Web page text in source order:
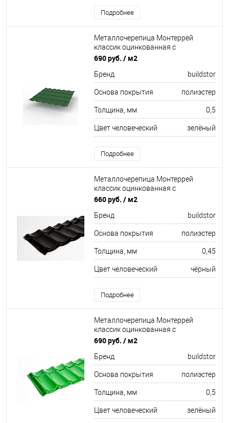
Подробнее
Металлочерепица Монтеррей
классик оцинкованная с
полимерным покрытием
690 руб. / м2
Бренд buildstor
Основа покрытия полиэстер
Толщина, мм 0,5
Цвет человеческий зелёный
Подробнее
Металлочерепица Монтеррей
классик оцинкованная с
полимерным покрытием
660 руб. / м2
Бренд buildstor
Основа покрытия полиэстер
Толщина, мм 0,45
Цвет человеческий чёрный
Подробнее
Металлочерепица Монтеррей
классик оцинкованная с
полимерным покрытием
690 руб. / м2
Бренд buildstor
Основа покрытия полиэстер
Толщина, мм 0,5
Цвет человеческий зелёный